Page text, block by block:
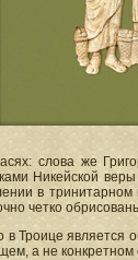
слова же
Никейской
в тринитарном
четко
в Троице является
а не